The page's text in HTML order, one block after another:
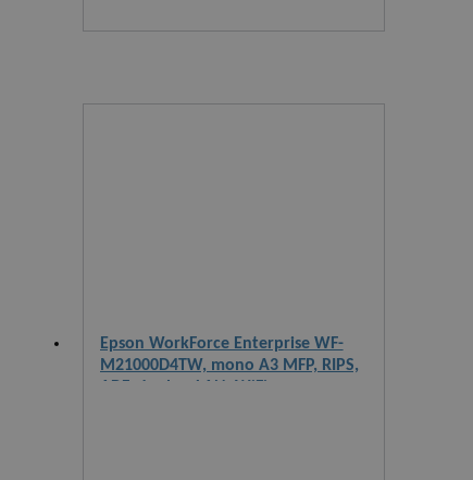
Epson WorkForce Enterprise WF-
M21000D4TW, mono A3 MFP, RIPS,